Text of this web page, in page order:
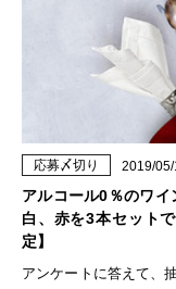
応募〆切り 2019/
アルコール0％のワイ
白、赤を3本セット
定】
アンケートに答えて、